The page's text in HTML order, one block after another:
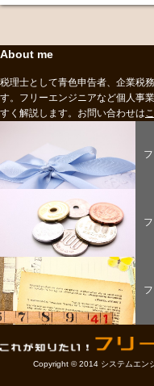
About me
税理士として青色申告者、企業税
す。フリーエンジニアなど個人事
すく解説します。お問い合わせは
Copyright © 2014 システムエン